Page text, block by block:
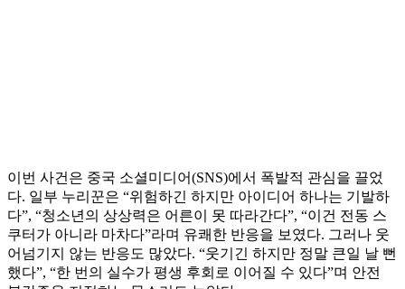
이번 사건은 중국 소셜미디어(SNS)에서 폭발적 관심을 끌었
다. 일부 누리꾼은 “위험하긴 하지만 아이디어 하나는 기발하
다”, “청소년의 상상력은 어른이 못 따라간다”, “이건 전동 스
쿠터가 아니라 마차다”라며 유쾌한 반응을 보였다. 그러나 웃
어넘기지 않는 반응도 많았다. “웃기긴 하지만 정말 큰일 날 뻔
했다”, “한 번의 실수가 평생 후회로 이어질 수 있다”며 안전